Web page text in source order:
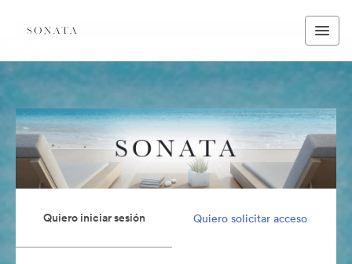
Quiero iniciar sesión Quiero solicitar acceso